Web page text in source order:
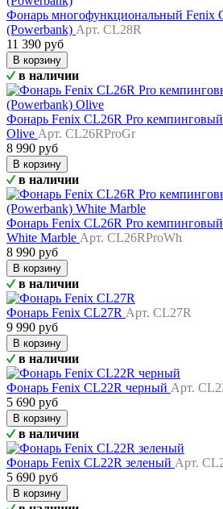
Фонарь многофункциональный Fenix
(Powerbank) Арт. CL28R
11 390 руб
В корзину
в наличии
Фонарь Fenix CL26R Pro
Olive Арт. CL26RProGr
8 990 руб
В корзину
в наличии
Фонарь Fenix CL26R Pro
White Marble Арт. CL26RProWh
8 990 руб
В корзину
в наличии
Фонарь Fenix CL27R Арт. CL27R
9 990 руб
В корзину
в наличии
Фонарь Fenix CL22R черный Арт.
5 690 руб
В корзину
в наличии
Фонарь Fenix CL22R зеленый Арт.
5 690 руб
В корзину